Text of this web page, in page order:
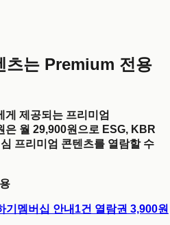
는 Premium 전용
제공되는 프리미엄
월 29,900원으로 ESG, KBR
프리미엄 콘텐츠를 열람할 수
기 멤버십 안내 1건 열람권 3,900원